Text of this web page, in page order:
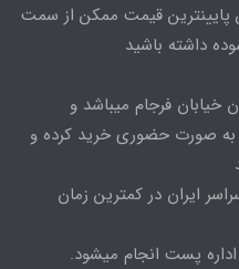
قیمت ممکن از سمت
داشته باشید
خیابان فرجام میباشد و
به صورت حضوری خرید کرده و
ایران در کمترین زمان
پست انجام میشود.